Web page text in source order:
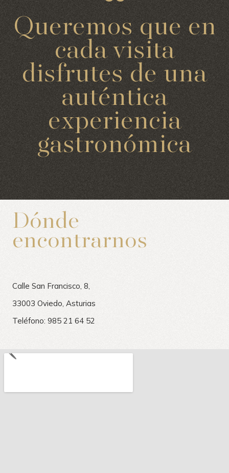
Queremos que en
cada visita
disfrutes de una
auténtica
experiencia
gastronómica
Dónde
encontrarnos
Calle San Francisco, 8,
33003 Oviedo, Asturias
Teléfono: 985 21 64 52